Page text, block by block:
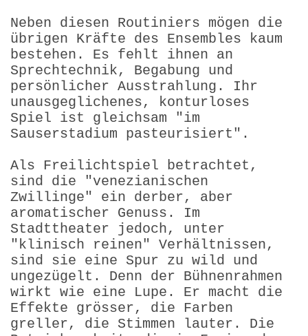
Neben diesen Routiniers mögen die
übrigen Kräfte des Ensembles kaum
bestehen. Es fehlt ihnen an
Sprechtechnik, Begabung und
persönlicher Ausstrahlung. Ihr
unausgeglichenes, konturloses
Spiel ist gleichsam "im
Sauserstadium pasteurisiert".
Als Freilichtspiel betrachtet,
sind die "venezianischen
Zwillinge" ein derber, aber
aromatischer Genuss. Im
Stadttheater jedoch, unter
"klinisch reinen" Verhältnissen,
sind sie eine Spur zu wild und
ungezügelt. Denn der Bühnenrahmen
wirkt wie eine Lupe. Er macht die
Effekte grösser, die Farben
greller, die Stimmen lauter. Die